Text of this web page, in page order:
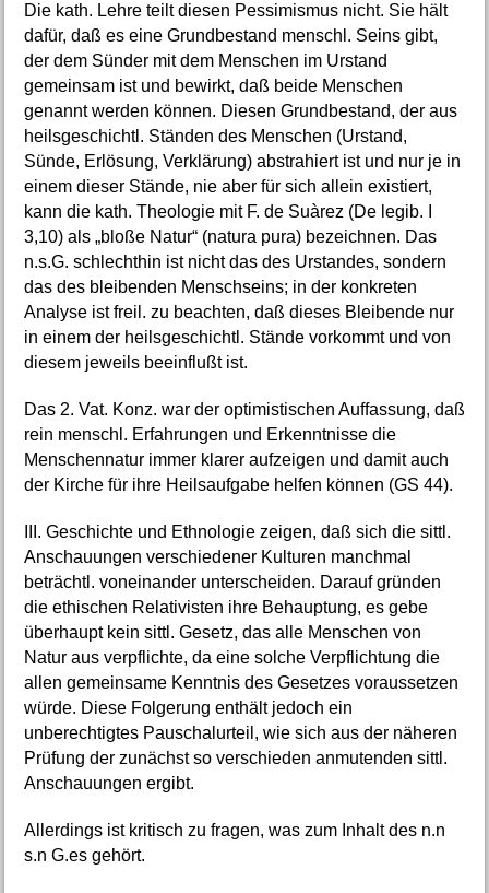
Die kath. Lehre teilt diesen Pessimismus nicht. Sie hält
dafür, daß es eine Grundbestand menschl. Seins gibt,
der dem Sünder mit dem Menschen im Urstand
gemeinsam ist und bewirkt, daß beide Menschen
genannt werden können. Diesen Grundbestand, der aus
heilsgeschichtl. Ständen des Menschen (Urstand,
Sünde, Erlösung, Verklärung) abstrahiert ist und nur je in
einem dieser Stände, nie aber für sich allein existiert,
kann die kath. Theologie mit F. de Suàrez (De legib. I
3,10) als „bloße Natur“ (natura pura) bezeichnen. Das
n.s.G. schlechthin ist nicht das des Urstandes, sondern
das des bleibenden Menschseins; in der konkreten
Analyse ist freil. zu beachten, daß dieses Bleibende nur
in einem der heilsgeschichtl. Stände vorkommt und von
diesem jeweils beeinflußt ist.
Das 2. Vat. Konz. war der optimistischen Auffassung, daß
rein menschl. Erfahrungen und Erkenntnisse die
Menschennatur immer klarer aufzeigen und damit auch
der Kirche für ihre Heilsaufgabe helfen können (GS 44).
III. Geschichte und Ethnologie zeigen, daß sich die sittl.
Anschauungen verschiedener Kulturen manchmal
beträchtl. voneinander unterscheiden. Darauf gründen
die ethischen Relativisten ihre Behauptung, es gebe
überhaupt kein sittl. Gesetz, das alle Menschen von
Natur aus verpflichte, da eine solche Verpflichtung die
allen gemeinsame Kenntnis des Gesetzes voraussetzen
würde. Diese Folgerung enthält jedoch ein
unberechtigtes Pauschalurteil, wie sich aus der näheren
Prüfung der zunächst so verschieden anmutenden sittl.
Anschauungen ergibt.
Allerdings ist kritisch zu fragen, was zum Inhalt des n.n
s.n G.es gehört.